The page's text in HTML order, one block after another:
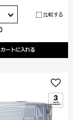
カートに入れる
比較する